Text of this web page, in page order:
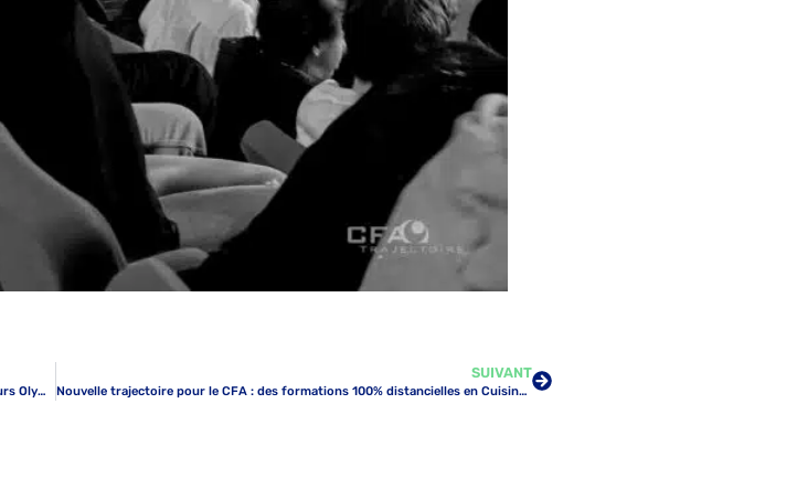
Soutenez les Apprentis en BTS Tourisme du CFA Trajectoire au Concours Olympic’tur !
SUIVANT
Nouvelle trajectoire pour le CFA : des formations 100% distancielles en Cuisine, Pâtisserie, Boulangerie